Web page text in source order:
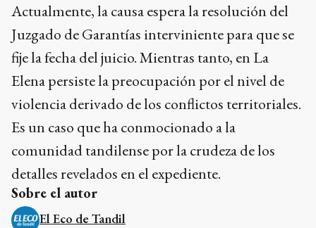
Actualmente, la causa espera la resolución del
Juzgado de Garantías interviniente para que se
fije la fecha del juicio. Mientras tanto, en La
Elena persiste la preocupación por el nivel de
violencia derivado de los conflictos territoriales.
Es un caso que ha conmocionado a la
comunidad tandilense por la crudeza de los
detalles revelados en el expediente.
Sobre el autor
El Eco de Tandil